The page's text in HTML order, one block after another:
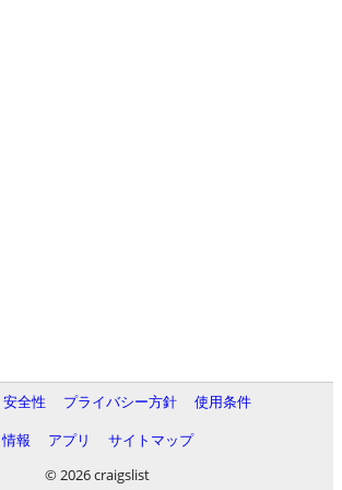
安全性 プライバシー方針
使用条件
情報
アプリ
サイトマップ
© 2026 craigslist